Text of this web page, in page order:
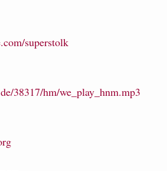
superstolk
38317/hm/we_play_hnm.mp3